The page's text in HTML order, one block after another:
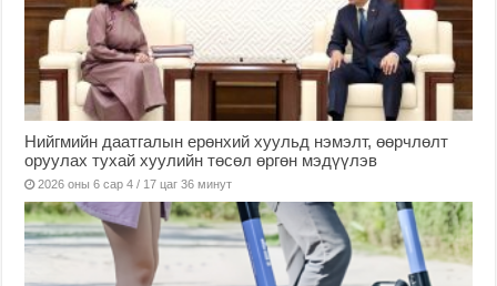
Нийгмийн даатгалын ерөнхий хуульд нэмэлт, өөрчлөлт
оруулах тухай хуулийн төсөл өргөн мэдүүлэв
2026 оны 6 сар 4 / 17 цаг 36 минут